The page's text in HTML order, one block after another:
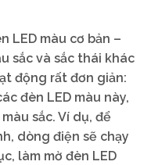
LED màu cơ bản –
sắc và sắc thái khác
động rất đơn giản:
đèn LED màu này,
sắc. Ví dụ, để
dòng điện sẽ chạy
làm mờ đèn LED